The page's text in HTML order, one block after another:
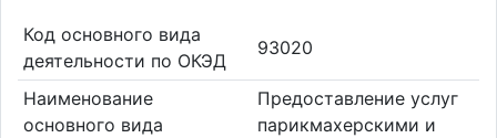
Код основного вида
деятельности по ОКЭД
93020
Наименование
основного вида
Предоставление услуг
парикмахерскими и